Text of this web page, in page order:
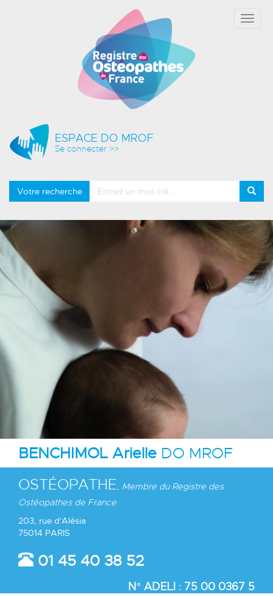
ESPACE DO MROF
Se connecter >>
Votre recherche
BENCHIMOL Arielle DO MROF
OSTÉOPATHE, Membre du Registre des
Ostéopathes de France
203, rue d'Alésia
75014 PARIS
01 45 40 38 52
N° ADELI : 75 00 0367 5